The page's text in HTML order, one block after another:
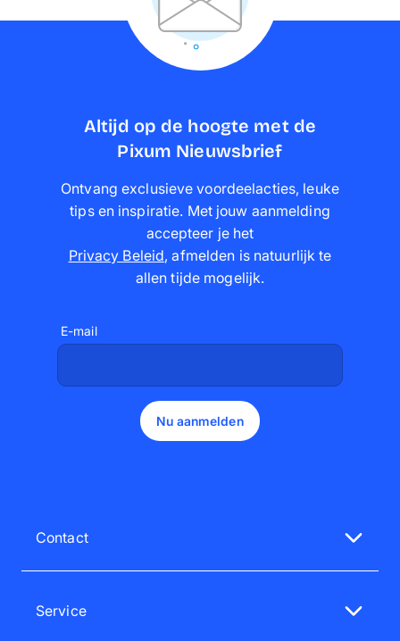
Altijd op de hoogte met de
Pixum Nieuwsbrief
Ontvang exclusieve voordeelacties, leuke
tips en inspiratie. Met jouw aanmelding
accepteer je het
Privacy Beleid,afmelden is natuurlijk te
allen tijde mogelijk.
E-mail
Nu aanmelden
Contact
Neem contact op met onze klantenservice
015 57 00 73
Service